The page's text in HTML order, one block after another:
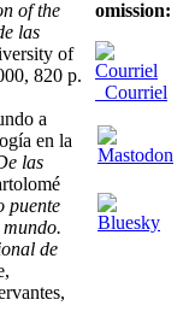
of the
las
of
820 p.
a
en la
las
puente
de
omission:
Courriel